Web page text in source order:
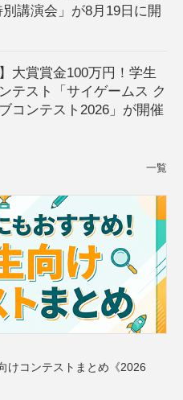
講演会」が8月19日に開
大賞賞金100万円！学生
テスト「サイゲームス ク
コンテスト2026」が開催
一覧
けコンテストまとめ《2026